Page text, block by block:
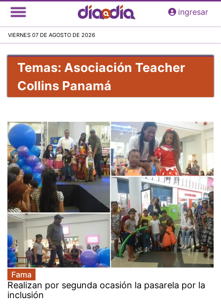
Pasar
al
principal
ingresar
VIERNES 07 DE AGOSTO DE 2026
Temas: Asociación Teacher
Collins Panamá
Fama
Realizan por segunda ocasión la pasarela por la
inclusión